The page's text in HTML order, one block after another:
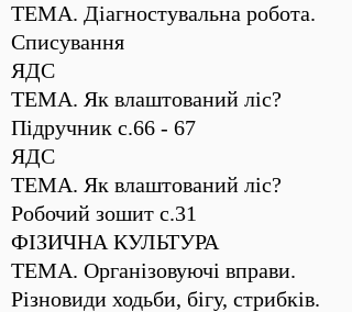
ТЕМА. Діагностувальна робота.
Списування
ЯДС
ТЕМА. Як влаштований ліс?
Підручник с.66 - 67
ЯДС
ТЕМА. Як влаштований ліс?
Робочий зошит с.31
ФІЗИЧНА КУЛЬТУРА
ТЕМА. Організовуючі вправи.
Різновиди ходьби, бігу, стрибків.